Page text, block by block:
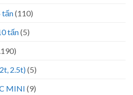
tấn(110)
tấn(5)
2.5t)(5)
MINI (9)